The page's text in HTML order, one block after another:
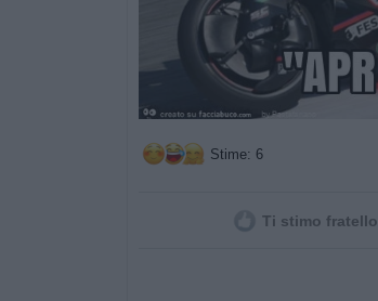
Stime: 6
Ti stimo fratello